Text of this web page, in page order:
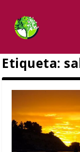
Etiqueta: